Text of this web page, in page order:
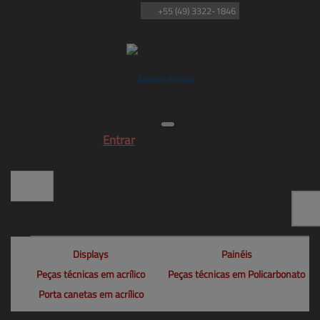
Entrar
+55 (49) 3322-1846
Displays
Painéis
Peças técnicas em acrílico
Peças técnicas em Policarbonato
Porta canetas em acrílico